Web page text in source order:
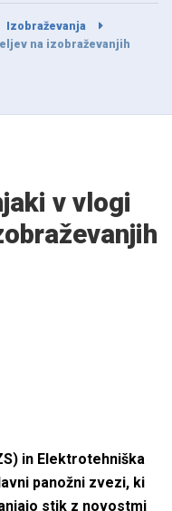
Izobraževanja
na izobraževanjih
v vlogi
in Elektrotehniška
panožni zvezi, ki
stik z novostmi